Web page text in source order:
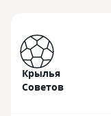
Крылья
Советов